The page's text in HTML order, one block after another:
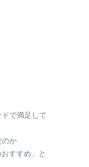
で満足して
のか
すすめ」と